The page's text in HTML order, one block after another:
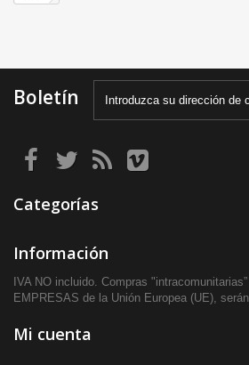
Boletín
Categorías
Información
IVA NO incluido. Compras
EMPRESAS de la Unión Europea (UE),
Mi cuenta